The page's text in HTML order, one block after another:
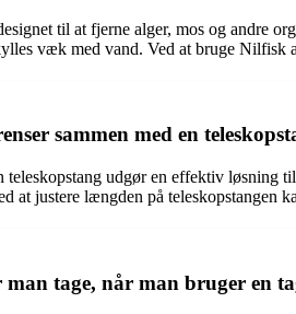
til at fjerne alger, mos og andre
væk med vand. Ved at bruge Nilfisk
sammen med en
teleskopstang udgør en effektiv løsning
at justere længden på teleskopstangen
tage, når man bruger en